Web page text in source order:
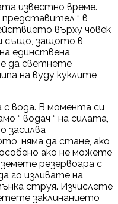
известно време.
“ в
върху човек
също, защото в
единствена
да светнете
на вуду куклите
вода. В момента си
“ водач “ на силата,
засилва
няма да стане, ако
ако не можете
резервоара с
го изливате на
струя. Изчислете
заклинанието